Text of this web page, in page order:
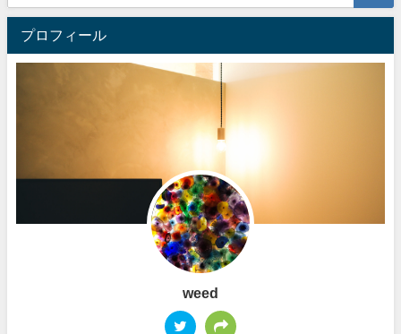
プロフィール
weed